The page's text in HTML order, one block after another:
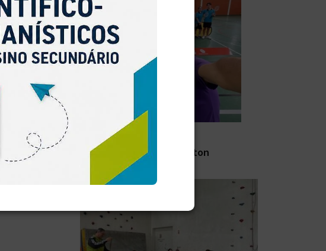
fazer o
onde
Final Distrital de Badminton
SAIBA MAIS